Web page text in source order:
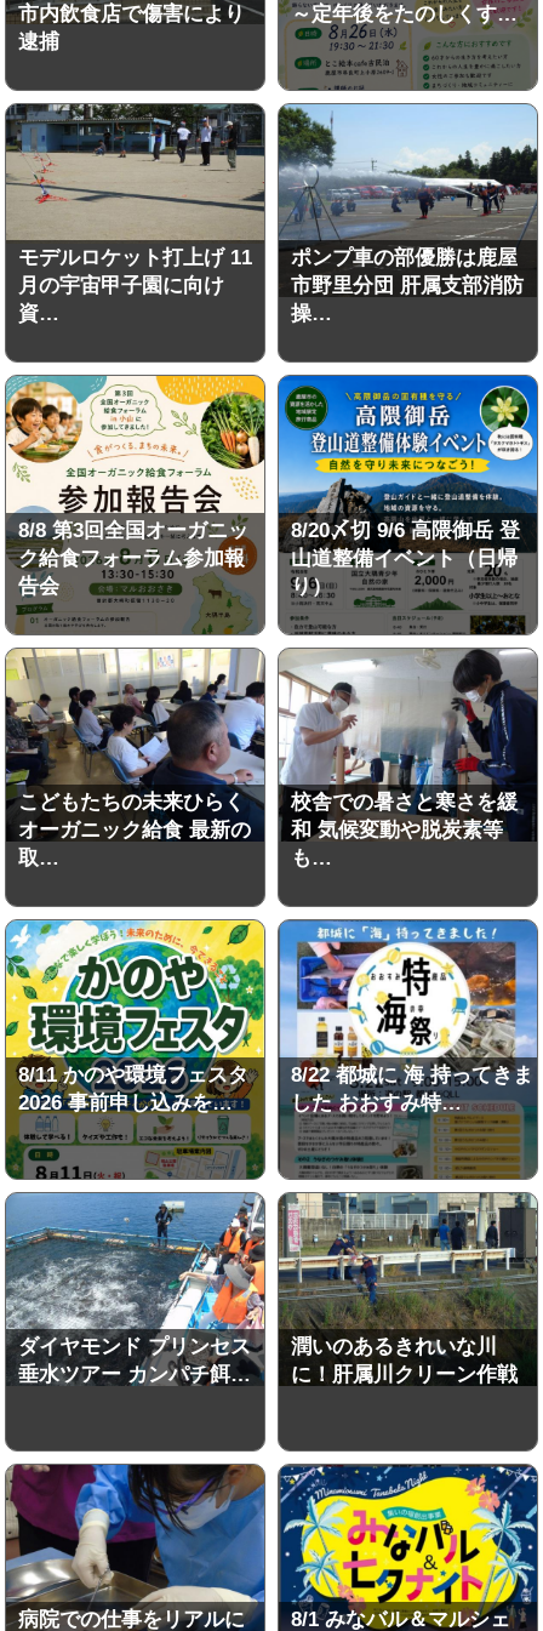
市内飲食店で傷害により
逮捕
～定年後をたのしくす…
モデルロケット打上げ 11
月の宇宙甲子園に向け
資…
ポンプ車の部優勝は鹿屋
市野里分団 肝属支部消防
操…
8/8 第3回全国オーガニッ
ク給食フォーラム参加報
告会
8/20〆切 9/6 高隈御岳 登
山道整備イベント（日帰
り）
こどもたちの未来ひらく
オーガニック給食 最新の
取…
校舎での暑さと寒さを緩
和 気候変動や脱炭素等
も…
8/11 かのや環境フェスタ
2026 事前申し込みを…
8/22 都城に 海 持ってきま
した おおすみ特…
ダイヤモンド プリンセス
垂水ツアー カンパチ餌…
潤いのあるきれいな川
に！肝属川クリーン作戦
病院での仕事をリアルに 8/1 みなバル＆マルシェ